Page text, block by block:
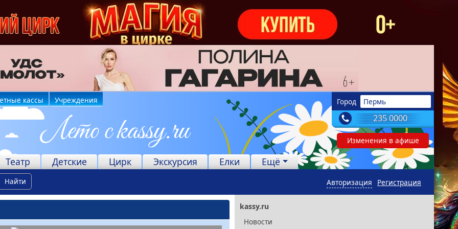
Город Пермь
235 0000
Изменения в афише
кассы Учреждения
Театр Детские Цирк Экскурсия Елки Ещё
Найти Регистрация
Авторизация
kassy.ru
Новости